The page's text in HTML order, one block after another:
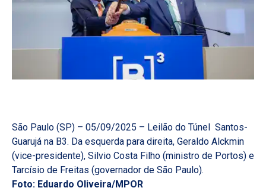
São Paulo (SP) – 05/09/2025 – Leilão do Túnel Santos-
Guarujá na B3. Da esquerda para direita, Geraldo Alckmin
(vice-presidente), Silvio Costa Filho (ministro de Portos) e
Tarcísio de Freitas (governador de São Paulo).
Foto: Eduardo Oliveira/MPOR